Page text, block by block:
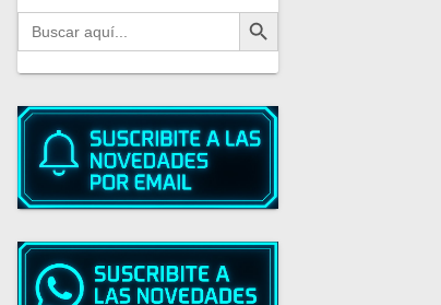
Buscar: Botón de búsqueda